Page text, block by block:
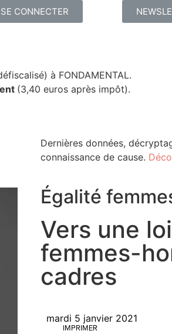
SE CONNECTER
à FONDAMENTAL.
(3,40 euros après impôt).
Dernières données,
connaissance de cause.
Égalité
Vers une
femmes-
cadres
mardi 5 janvier 2021
IMPRIMER